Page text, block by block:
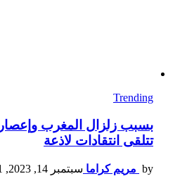
Trending
بسبب زلزال المغرب
تتلقى انتقادات لاذعة
by مريم كراما سبتمبر 14, 2023, 5:51 م